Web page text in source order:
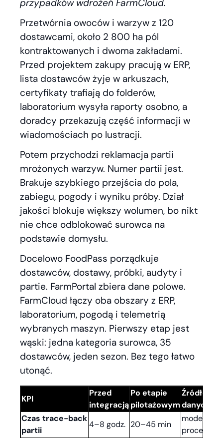
przypadków wdrożeń FarmCloud.
Przetwórnia owoców i warzyw z 120
dostawcami, około 2 800 ha pól
kontraktowanych i dwoma zakładami.
Przed projektem zakupy pracują w ERP,
lista dostawców żyje w arkuszach,
certyfikaty trafiają do folderów,
laboratorium wysyła raporty osobno, a
doradcy przekazują część informacji w
wiadomościach po lustracji.
Potem przychodzi reklamacja partii
mrożonych warzyw. Numer partii jest.
Brakuje szybkiego przejścia do pola,
zabiegu, pogody i wyniku próby. Dział
jakości blokuje większy wolumen, bo nikt
nie chce odblokować surowca na
podstawie domysłu.
Docelowo FoodPass porządkuje
dostawców, dostawy, próbki, audyty i
partie. FarmPortal zbiera dane polowe.
FarmCloud łączy oba obszary z ERP,
laboratorium, pogodą i telemetrią
wybranych maszyn. Pierwszy etap jest
wąski: jedna kategoria surowca, 35
dostawców, jeden sezon. Bez tego łatwo
utonąć.
KPI
Przed
integracją
Po etapie
pilotażowym
Źródło
danych
Czas trace-back
partii
4–8 godz. 20–45 min
model
procesu